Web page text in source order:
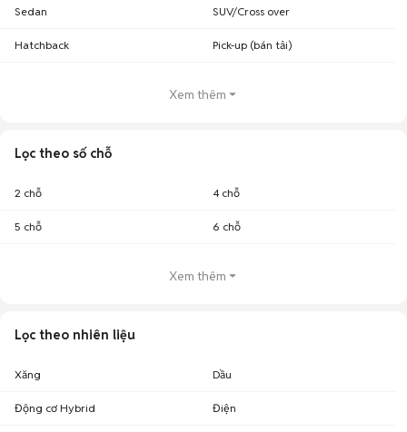
Sedan SUV/Cross over
Hatchback Pick-up (bán tải)
Xem thêm
Lọc theo số chỗ
2 chỗ 4 chỗ
5 chỗ 6 chỗ
Xem thêm
Lọc theo nhiên liệu
Xăng Dầu
Động cơ Hybrid Điện